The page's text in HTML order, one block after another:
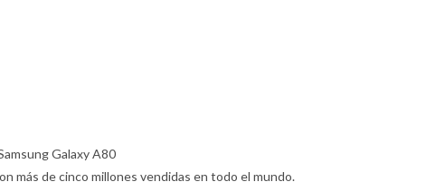
Galaxy A80
más de cinco millones vendidas en todo el mundo.